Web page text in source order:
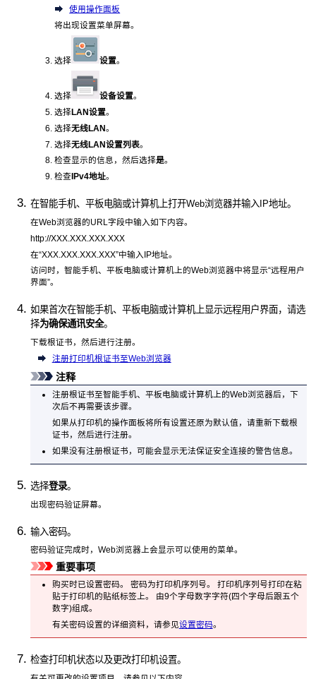
使用操作面板
将出现设置菜单屏幕。
选择 设置。
选择 设备设置。
选择LAN设置。
选择无线LAN。
选择无线LAN设置列表。
检查显示的信息，然后选择是。
检查 IPv4地址。
在智能手机、平板电脑或计算机上打开Web浏览器并输入 IP地址。
在Web浏览器的URL字段中输入如下内容。
http://XXX.XXX.XXX.XXX
在“XXX.XXX.XXX.XXX”中输入 IP地址。
访问时，智能手机、平板电脑或计算机上的Web浏览器中将显示“远程用户
界面”。
如果首次在智能手机、平板电脑或计算机上显示远程用户界面，请选
择为确保通讯安全。
下载根证书，然后进行注册。
注册打印机根证书至Web浏览器
注释
注册根证书至智能手机、平板电脑或计算机上的Web浏览器后，下
次后不再需要该步骤。
如果从打印机的操作面板将所有设置还原为默认值，请重新下载根
证书，然后进行注册。
如果没有注册根证书，可能会显示无法保证安全连接的警告信息。
选择登录。
出现密码验证屏幕。
输入密码。
密码验证完成时，Web浏览器上会显示可以使用的菜单。
重要事项
购买时已设置密码。 密码为打印机序列号。 打印机序列号打印在粘
贴于打印机的贴纸标签上。
由9个字母数字字符(四个字母后跟五个
数字)组成。
有关密码设置的详细资料，请参见设置密码。
检查打印机状态以及更改打印机设置。